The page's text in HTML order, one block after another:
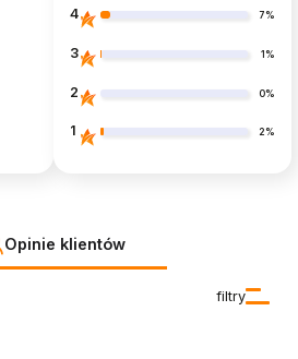
4 7%
3 1%
2 0%
1 2%
Opinie klientów
filtry